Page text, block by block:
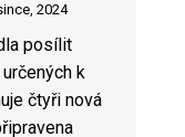
2024
posílit
k
čtyři nová